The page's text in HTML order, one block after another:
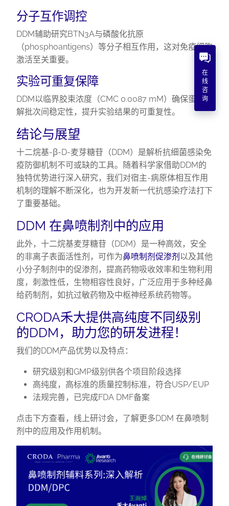
分子互作调控
DDM辅助研究BTN3A与磷酸化抗原
（phosphoantigens）等分子相互作用，这对免疫细胞
激活至关重要。
实验可重复保障
DDM以临界胶束浓度（CMC 0.0087 mM）确保蛋白溶
解批次间稳定性，提升实验结果的可重复性。
结论与展望
十二烷基-β-D-麦芽糖苷（DDM）是解析抗细菌感染免
疫防御机制不可或缺的工具。随着科学家借助DDM的
独特优势进行深入研究，我们对宿主-病原体相互作用
机制的理解不断深化，也为开发新一代抗感染疗法打下
了重要基础。
DDM 在鼻喷制剂中的应用
此外，十二烷基麦芽糖苷（DDM）是一种高效，安全
的非离子表面活性剂，可作为鼻喷制剂促渗剂 以及其他
小分子制剂中的促渗剂，提高药物吸收效率和生物利用
度，刺激性低，生物相容性良好，广泛应用于多种经鼻
给药制剂，如抗过敏药物及中枢神经系统药物等。
CRODA禾大提供高纯度不同级别
的DDM，助力您的研发进程！
我们的DDM产品优势以及特点：
研究级别和GMP级别供各个项目阶段选择
高纯度，高标准的质量控制标准，符合USP/EUP
法规完善，已完成FDA DMF备案
点击下方查看，线上研讨会，了解更多DDM 在鼻喷制
剂中的应用及作用机制。
在
线
咨
询